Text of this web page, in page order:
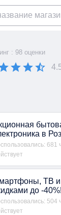
: 98 оценки
в
681
ТВ и
до -40%!
504